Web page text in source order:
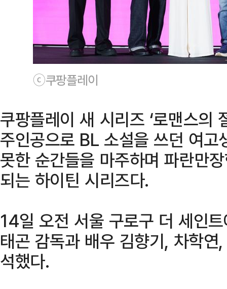
ⓒ쿠팡플레이
쿠팡플레이 새 시리즈 ‘로맨스의
주인공으로 BL 소설을 쓰던 여
못한 순간들을 마주하며 파란만
되는 하이틴 시리즈다.
14일 오전 서울 구로구 더 세인
태곤 감독과 배우 김향기, 차학
석했다.